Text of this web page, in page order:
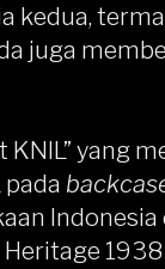
kedua,
juga
yang
Indonesia